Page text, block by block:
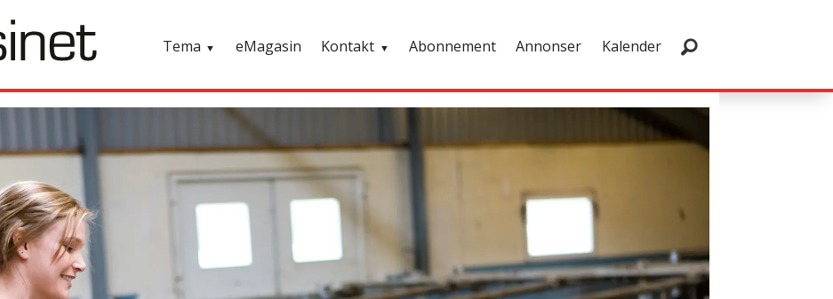
Tema eMagasin Kontakt Abonnement Annonser Kalender